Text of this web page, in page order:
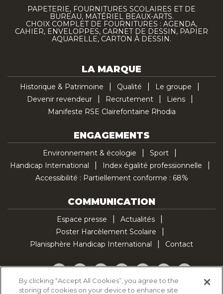
PAPETERIE, FOURNITURES SCOLAIRES ET DE
BUREAU, MATÉRIEL BEAUX-ARTS.
CHOIX COMPLET DE FOURNITURES : AGENDA,
CAHIER, ENVELOPPES, CARNET DE DESSIN, PAPIER
AQUARELLE, CARTON À DESSIN.
LA MARQUE
Historique & Patrimoine Qualité
Le groupe
Devenir revendeur
Recrutement
Liens
Manifeste RSE Clairefontaine Rhodia
ENGAGEMENTS
Environnement & écologie
Sport
Handicap International
Index égalité professionnelle
Accessibilité : Partiellement conforme : 68%
COMMUNICATION
Espace presse
Actualités
Poster Harcèlement Scolaire
Planisphère Handicap International
Contact
Facebook
TwitterYouTubePinterestInstagramLinkedInTikTok
By clicking “Accept All Cookies”, you agree to the
storing of cookies on your device to enhance site